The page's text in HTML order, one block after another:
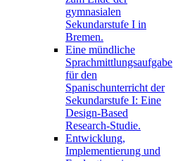
gymnasialen
Sekundarstufe I in
Bremen.
Eine mündliche
Sprachmittlungsaufgabe
für den
Spanischunterricht der
Sekundarstufe I: Eine
Design-Based
Research-Studie.
Entwicklung,
Implementierung und